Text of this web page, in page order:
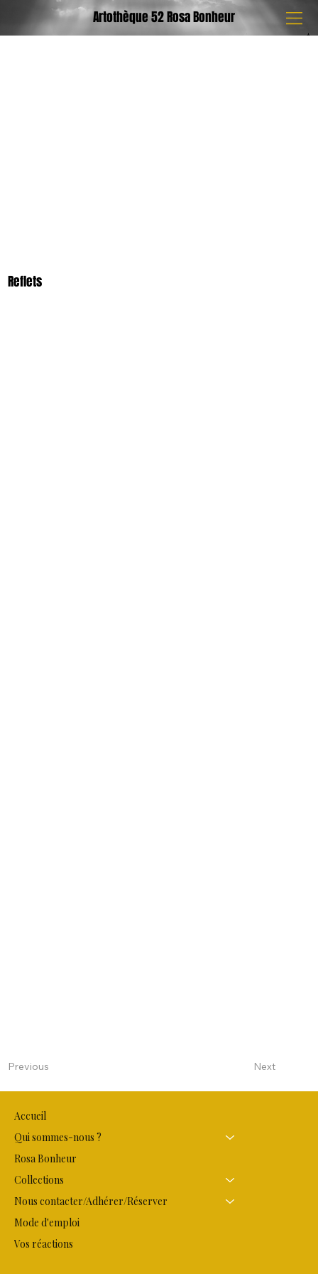
Artothèque 52 Rosa Bonheur
Reflets
Previous Next
Accueil
Qui sommes-nous ?
Rosa Bonheur
Collections
Nous contacter/Adhérer/Réserver
Mode d'emploi
Vos réactions